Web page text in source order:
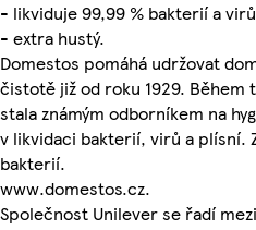
- likviduje 99,99 % bakterií a
- extra hustý.
Domestos pomáhá udržovat
čistotě již od roku 1929. Během
stala známým odborníkem na
v likvidaci bakterií, virů a plísní.
bakterií.
www.domestos.cz.
Společnost Unilever se řadí